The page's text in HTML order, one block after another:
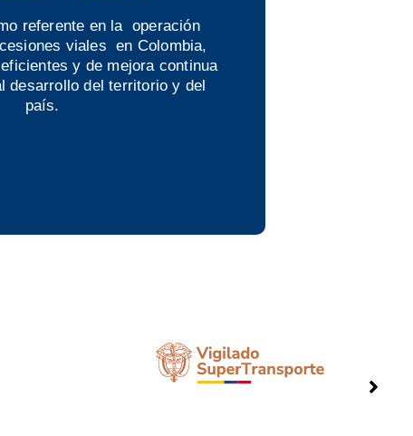
referente en la operación
viales en Colombia,
y de mejora continua
desarrollo del territorio y del
país.